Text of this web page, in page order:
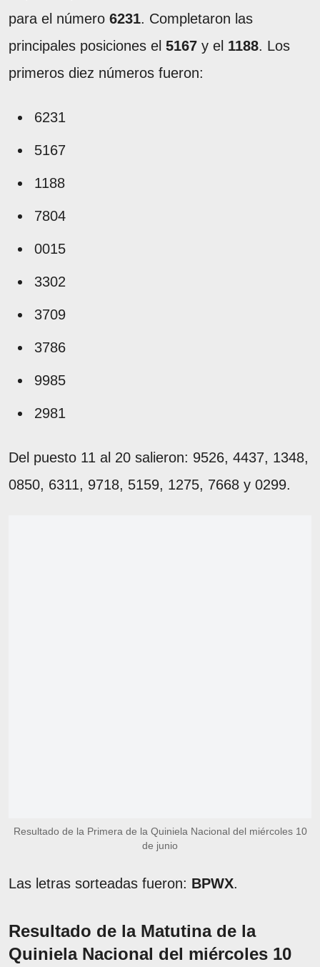
para el número 6231. Completaron las
principales posiciones el 5167 y el 1188. Los
primeros diez números fueron:
6231
5167
1188
7804
0015
3302
3709
3786
9985
2981
Del puesto 11 al 20 salieron: 9526, 4437, 1348,
0850, 6311, 9718, 5159, 1275, 7668 y 0299.
Resultado de la Primera de la Quiniela Nacional del miércoles 10
de junio
Las letras sorteadas fueron: BPWX.
Resultado de la Matutina de la
Quiniela Nacional del miércoles 10